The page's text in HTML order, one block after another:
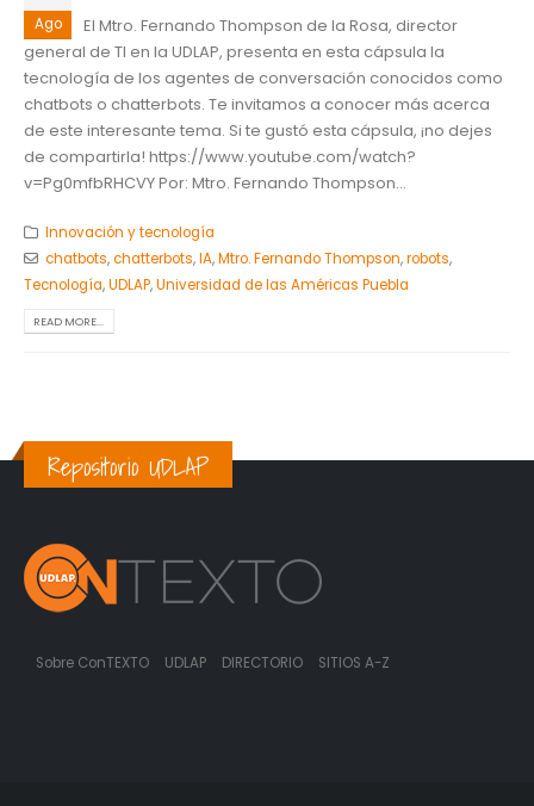
Ago
El Mtro. Fernando Thompson de la Rosa, director
general de TI‬ en la‪ UDLAP‬, presenta en esta cápsula la
tecnología de los agentes de conversación conocidos como
chatbots o chatterbots. Te invitamos a conocer más acerca
de este interesante tema. Si te gustó esta cápsula, ¡no dejes
de compartirla! https://www.youtube.com/watch?
v=Pg0mfbRHCVY Por: Mtro. Fernando Thompson...
Innovación y tecnología
chatbots,chatterbots,IA,Mtro. Fernando Thompson,robots,
Tecnología,UDLAP,Universidad de las Américas Puebla
READ MORE...
Repositorio UDLAP
Sobre ConTEXTO UDLAP DIRECTORIO SITIOS A-Z